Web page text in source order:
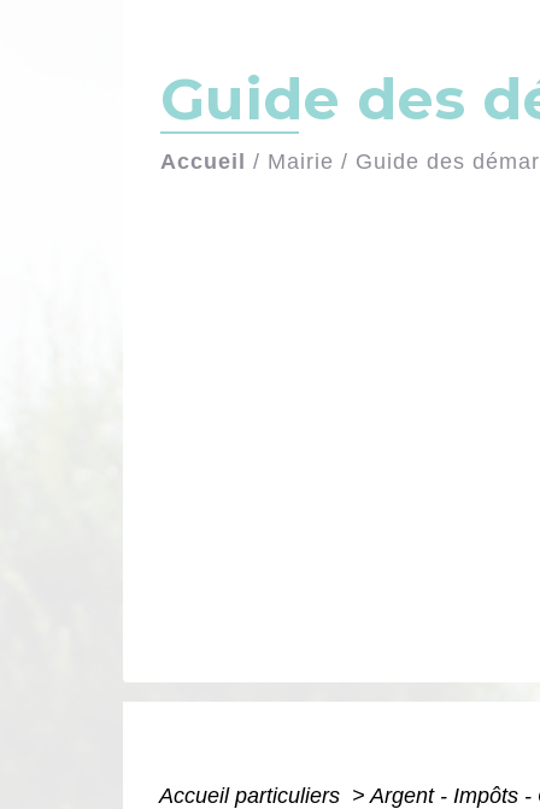
Guide des
Accueil / Mairie / Guide des
Accueil particuliers > Argent - Impôts -